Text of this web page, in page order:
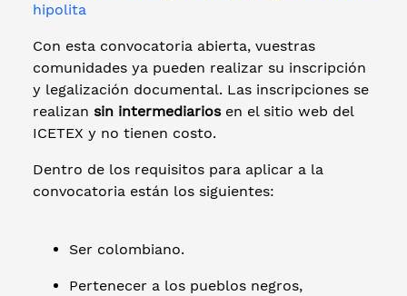
hipolita
Con esta convocatoria abierta, vuestras
comunidades ya pueden realizar su inscripción
y legalización documental. Las inscripciones se
realizan sin intermediariosen el sitio web del
ICETEX y no tienen costo.
Dentro de los requisitos para aplicar a la
convocatoria están los siguientes:
Ser colombiano.
Pertenecer a los pueblos negros,